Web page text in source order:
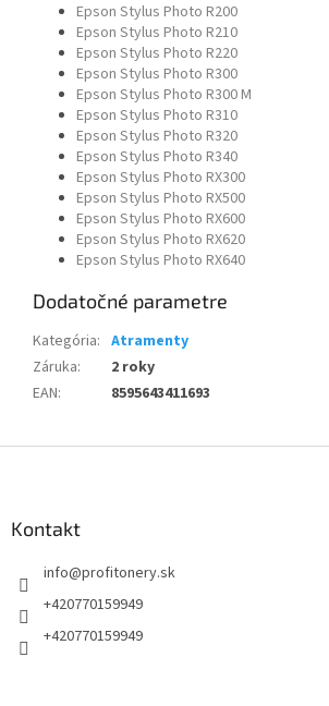
Epson Stylus Photo R200
Epson Stylus Photo R210
Epson Stylus Photo R220
Epson Stylus Photo R300
Epson Stylus Photo R300 M
Epson Stylus Photo R310
Epson Stylus Photo R320
Epson Stylus Photo R340
Epson Stylus Photo RX300
Epson Stylus Photo RX500
Epson Stylus Photo RX600
Epson Stylus Photo RX620
Epson Stylus Photo RX640
Dodatočné parametre
Kategória: Atramenty
Záruka:
2 roky
EAN: 8595643411693
Kontakt
info@profitonery.sk
+420770159949
+420770159949